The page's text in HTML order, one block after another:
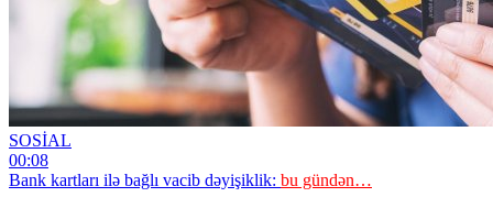
SOSİAL
00:08
Bank kartları ilə bağlı vacib dəyişiklik: bu gündən…